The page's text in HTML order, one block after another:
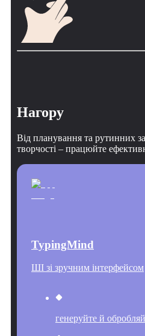
Нагору
Від планування та рутинних
творчості – працюйте
TypingMind
ШІ зі зручним інтерфейсом
генеруйте й